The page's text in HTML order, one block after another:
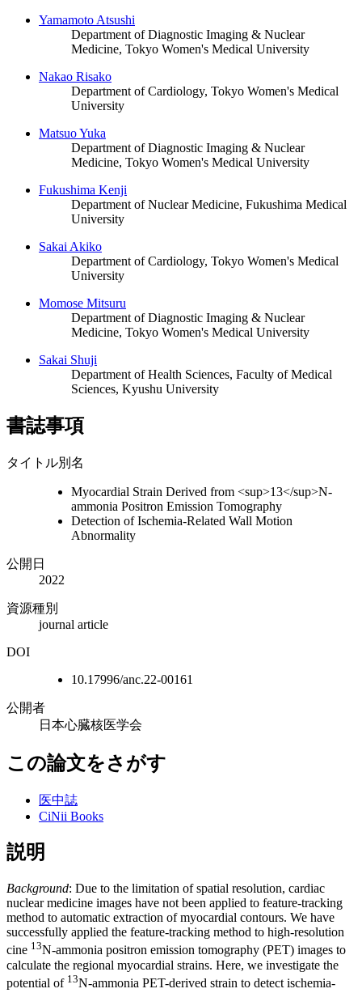
Yamamoto Atsushi
Department of Diagnostic Imaging & Nuclear
Medicine, Tokyo Women's Medical University
Nakao Risako
Department of Cardiology, Tokyo Women's Medical
University
Matsuo Yuka
Department of Diagnostic Imaging & Nuclear
Medicine, Tokyo Women's Medical University
Fukushima Kenji
Department of Nuclear Medicine, Fukushima Medical
University
Sakai Akiko
Department of Cardiology, Tokyo Women's Medical
University
Momose Mitsuru
Department of Diagnostic Imaging & Nuclear
Medicine, Tokyo Women's Medical University
Sakai Shuji
Department of Health Sciences, Faculty of Medical
Sciences, Kyushu University
書誌事項
タイトル別名
Myocardial Strain Derived from <sup>13</sup>N-
ammonia Positron Emission Tomography
Detection of Ischemia-Related Wall Motion
Abnormality
公開日
2022
資源種別
journal article
DOI
10.17996/anc.22-00161
公開者
日本心臓核医学会
この論文をさがす
医中誌
CiNii Books
説明
Background: Due to the limitation of spatial resolution, cardiac
nuclear medicine images have not been applied to feature-tracking
method to automatic extraction of myocardial contours. We have
successfully applied the feature-tracking method to high-resolution
cine 13N-ammonia positron emission tomography (PET) images to
calculate the regional myocardial strains. Here, we investigate the
potential of 13N-ammonia PET-derived strain to detect ischemia-